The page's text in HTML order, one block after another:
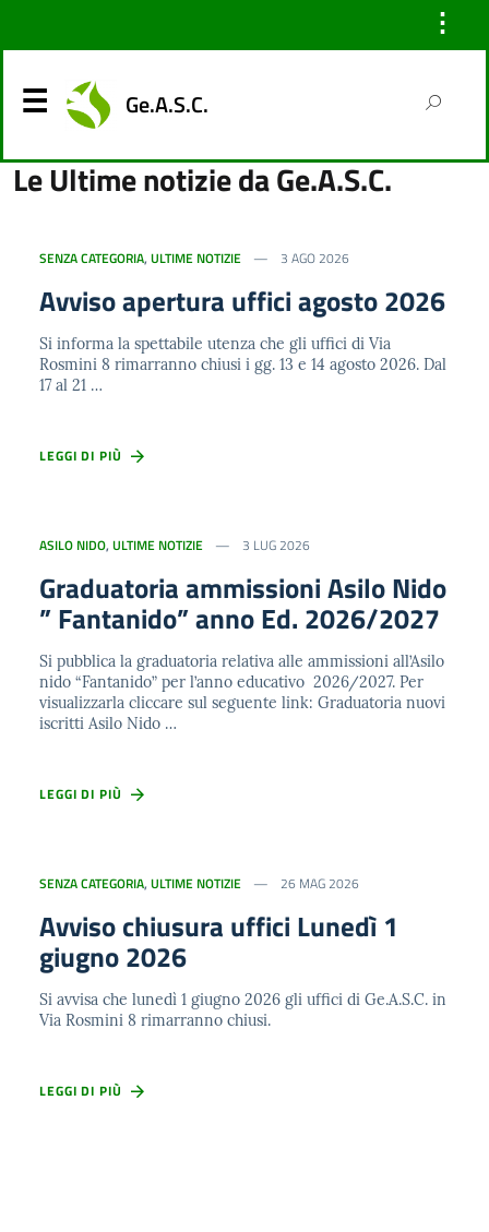
⋮
Ge.A.S.C.
Le Ultime notizie da Ge.A.S.C.
SENZA CATEGORIA, ULTIME NOTIZIE 3 AGO 2026
Avviso apertura uffici agosto 2026
Si informa la spettabile utenza che gli uffici di Via
Rosmini 8 rimarranno chiusi i gg. 13 e 14 agosto 2026. Dal
17 al 21 …
LEGGI DI PIÙ
ASILO NIDO, ULTIME NOTIZIE 3 LUG 2026
Graduatoria ammissioni Asilo Nido
” Fantanido” anno Ed. 2026/2027
Si pubblica la graduatoria relativa alle ammissioni all’Asilo
nido “Fantanido” per l’anno educativo 2026/2027. Per
visualizzarla cliccare sul seguente link: Graduatoria nuovi
iscritti Asilo Nido …
LEGGI DI PIÙ
SENZA CATEGORIA, ULTIME NOTIZIE 26 MAG 2026
Avviso chiusura uffici Lunedì 1
giugno 2026
Si avvisa che lunedì 1 giugno 2026 gli uffici di Ge.A.S.C. in
Via Rosmini 8 rimarranno chiusi.
LEGGI DI PIÙ